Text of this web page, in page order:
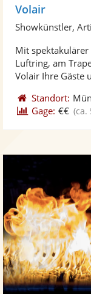
Volair
Showkünstler,
Mit
Luftring, am
Volair Ihre Gäste
Standort:
Gage: €€ (ca.